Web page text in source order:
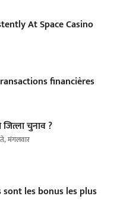
At Space Casino
financières
चुनाव ?
मंगलवार
les bonus les plus